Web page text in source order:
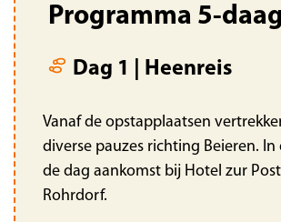
Programma 5-
Dag 1 | Heenreis
Vanaf de opstapplaatsen
diverse pauzes richting Beieren. In
de dag aankomst bij Hotel zur
Rohrdorf.